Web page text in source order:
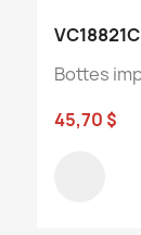
Bottes
45,70 $